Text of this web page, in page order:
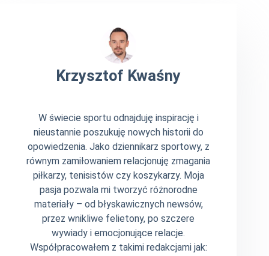
Krzysztof Kwaśny
W świecie sportu odnajduję inspirację i
nieustannie poszukuję nowych historii do
opowiedzenia. Jako dziennikarz sportowy, z
równym zamiłowaniem relacjonuję zmagania
piłkarzy, tenisistów czy koszykarzy. Moja
pasja pozwala mi tworzyć różnorodne
materiały – od błyskawicznych newsów,
przez wnikliwe felietony, po szczere
wywiady i emocjonujące relacje.
Współpracowałem z takimi redakcjami jak: